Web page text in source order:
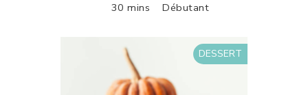
30 mins Débutant
DESSERT